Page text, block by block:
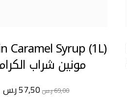
مونين شراب
69,00ر.س 57,50ر.س